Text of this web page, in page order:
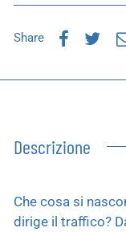
Share
Descrizione
Che cosa si
dirige il traffico?